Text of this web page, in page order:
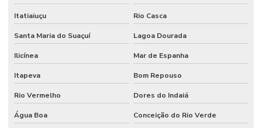
Itatiaiuçu Rio Casca
Santa Maria do Suaçuí Lagoa Dourada
Ilicínea Mar de Espanha
Itapeva Bom Repouso
Rio Vermelho Dores do Indaiá
Água Boa Conceição do Rio Verde